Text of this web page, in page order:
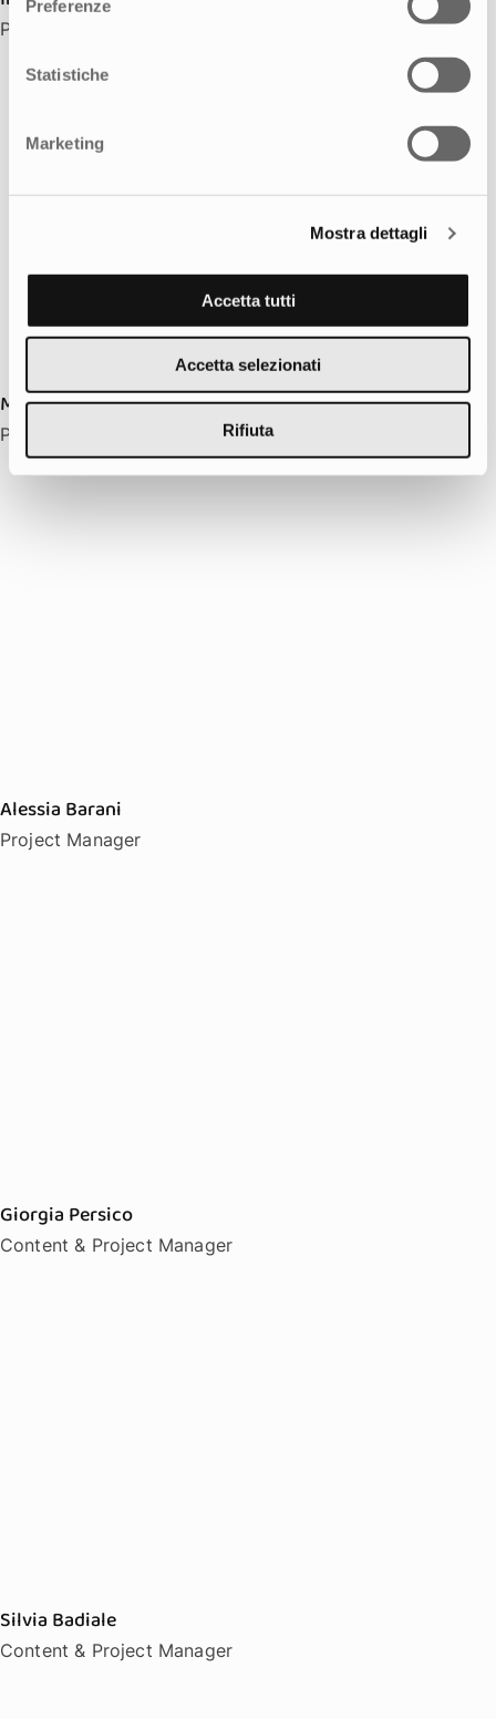
Preferenze
Statistiche
Marketing
Mostra dettagli
Accetta tutti
Accetta selezionati
Rifiuta
Project Manger
Maria Ferrari
Project Manager
Alessia Barani
Project Manager
Giorgia Persico
Content & Project Manager
Silvia Badiale
Content & Project Manager